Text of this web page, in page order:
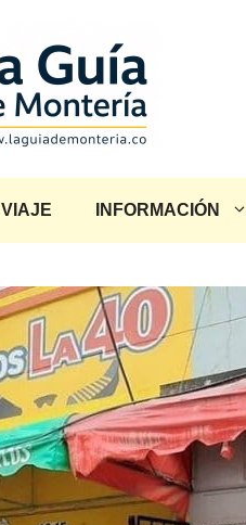
VIAJE INFORMACIÓN